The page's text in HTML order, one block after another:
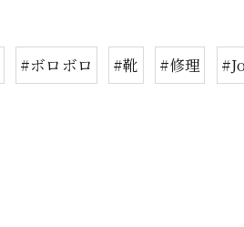
#ボロボロ #靴 #修理